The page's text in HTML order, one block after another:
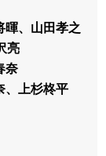
暉、山田孝之
亮
奈
、上杉柊平